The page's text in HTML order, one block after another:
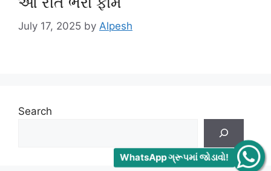
July 17, 2025 by Alpesh
Search
WhatsApp ગ્રૂપમાં જોડાવો!